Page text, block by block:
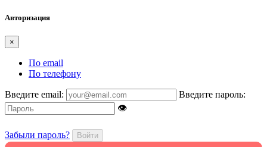
Авторизация
×
По email
По телефону
Введите email:
Введите пароль:
👁
Забыли пароль? Войти